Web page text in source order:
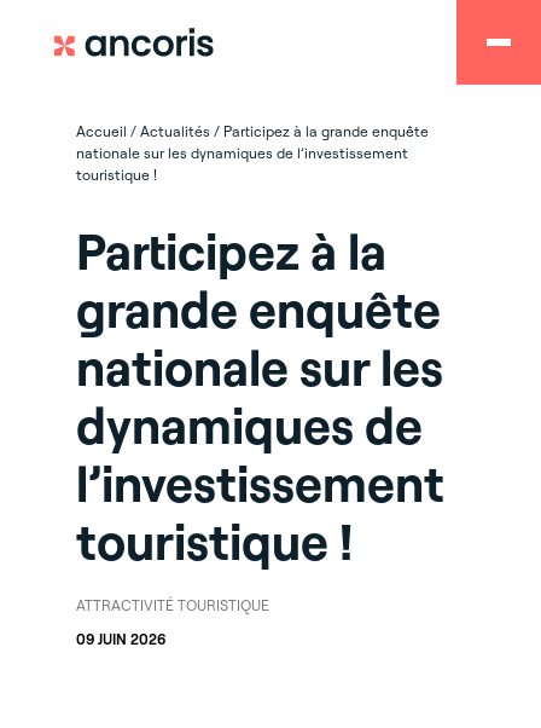
Accueil / Actualités / Participez à la grande enquête
nationale sur les dynamiques de l’investissement
touristique !
Participez à la
grande enquête
nationale sur les
dynamiques de
l’investissement
touristique !
ATTRACTIVITÉ TOURISTIQUE
09 JUIN 2026